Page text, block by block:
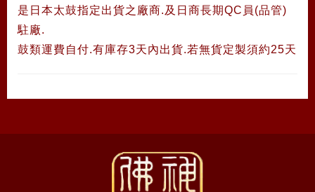
是日本太鼓指定出貨之廠商.及日商長期QC員(品管)
駐廠.
鼓類運費自付.有庫存3天內出貨.若無貨定製須約25天